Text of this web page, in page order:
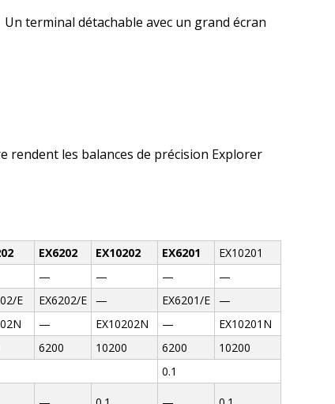
Un terminal détachable avec un grand écran
rendent les balances de précision Explorer
EX6202 EX10202 EX6201
EX10201
— — —
—
E EX6202/E — EX6201/E
—
— EX10202N —
EX10201N
6200 10200 6200
10200
0.1